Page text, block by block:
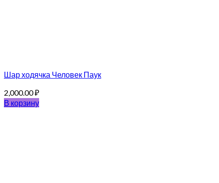
Шар ходячка Человек Паук
2,000.00₽
В корзину